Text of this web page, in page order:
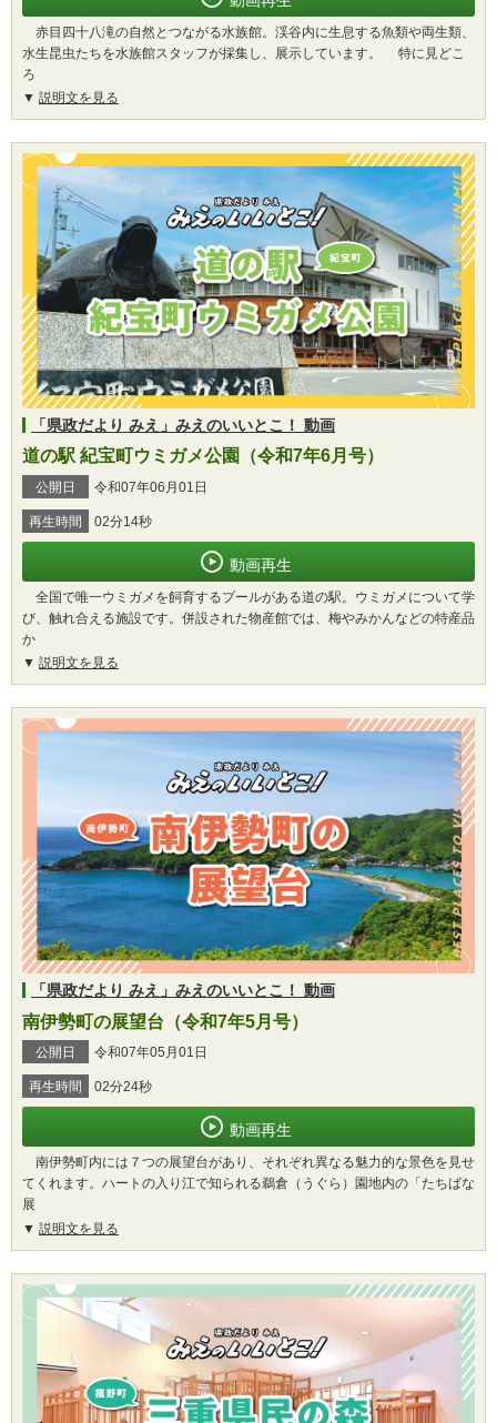
赤目四十八滝の自然とつながる水族館。渓谷内に生息する魚類や両生類、
水生昆虫たちを水族館スタッフが採集し、展示しています。 特に見どこ
ろ
説明文を見る
「県政だより みえ」みえのいいとこ！ 動画
道の駅 紀宝町ウミガメ公園（令和7年6月号）
公開日 令和07年06月01日
再生時間 02分14秒
動画再生
全国で唯一ウミガメを飼育するプールがある道の駅。ウミガメについて学
び、触れ合える施設です。併設された物産館では、梅やみかんなどの特産品
か
説明文を見る
「県政だより みえ」みえのいいとこ！ 動画
南伊勢町の展望台（令和7年5月号）
公開日 令和07年05月01日
再生時間 02分24秒
動画再生
南伊勢町内には７つの展望台があり、それぞれ異なる魅力的な景色を見せ
てくれます。ハートの入り江で知られる鵜倉（うぐら）園地内の「たちばな
展
説明文を見る